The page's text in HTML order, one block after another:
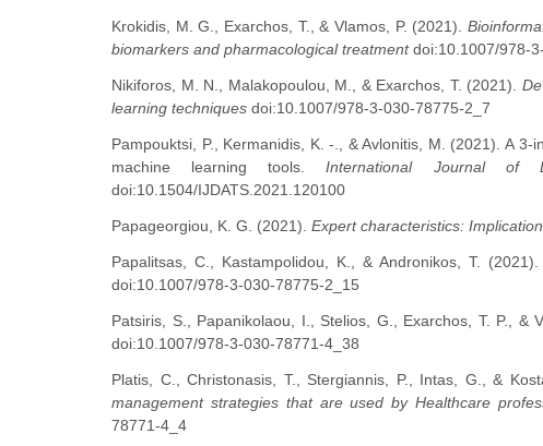
Krokidis, M. G., Exarchos, T., & Vlamos, P. (2021).
biomarkers and pharmacological treatmentdoi:10.1007/978-
Nikiforos, M. N., Malakopoulou, M., & Exarchos, T. (2021).
learning techniques doi:10.1007/978-3-030-78775-2_7
Pampouktsi, P., Kermanidis, K. -., & Avlonitis, M. (2021). A
machine learning tools.
International Journal of
doi:10.1504/IJDATS.2021.120100
Papageorgiou, K. G. (2021). Expert characteristics:
Papalitsas, C., Kastampolidou, K., & Andronikos, T. (2021).
doi:10.1007/978-3-030-78775-2_15
Patsiris, S., Papanikolaou, I., Stelios, G., Exarchos, T. P., &
doi:10.1007/978-3-030-78771-4_38
Platis, C., Christonasis, T., Stergiannis, P., Intas, G., &
management strategies that are used by Healthcare
78771-4_4